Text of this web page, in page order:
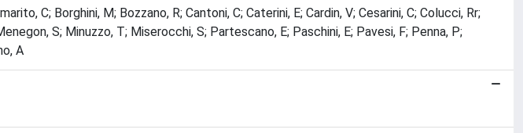
C; Borghini, M; Bozzano, R; Cantoni, C; Caterini, E; Cardin, V; Cesarini, C; Colucci, Rr;
S; Minuzzo, T; Miserocchi, S; Partescano, E; Paschini, E; Pavesi, F; Penna, P;
A